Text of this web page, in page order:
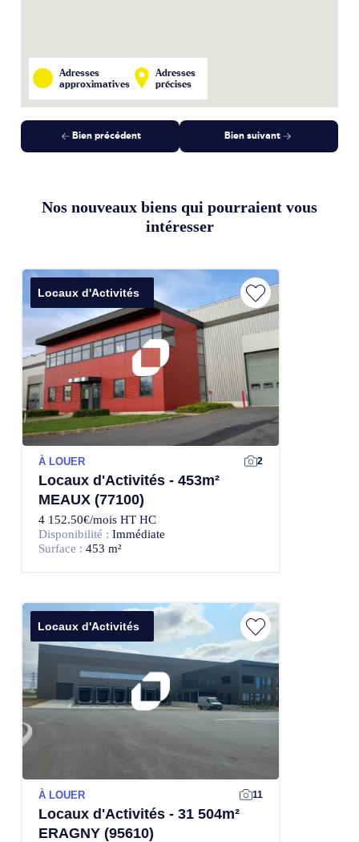
Adresses
approximatives
Adresses
précises
Bien précédent Bien suivant
Nos nouveaux biens qui pourraient vous
intéresser
Locaux d'Activités
À LOUER 2
Locaux d'Activités - 453m²
MEAUX (77100)
4 152.50€/mois HT HC
Disponibilité : Immédiate
Surface : 453 m²
Locaux d'Activités
À LOUER 11
Locaux d'Activités - 31 504m²
ERAGNY (95610)